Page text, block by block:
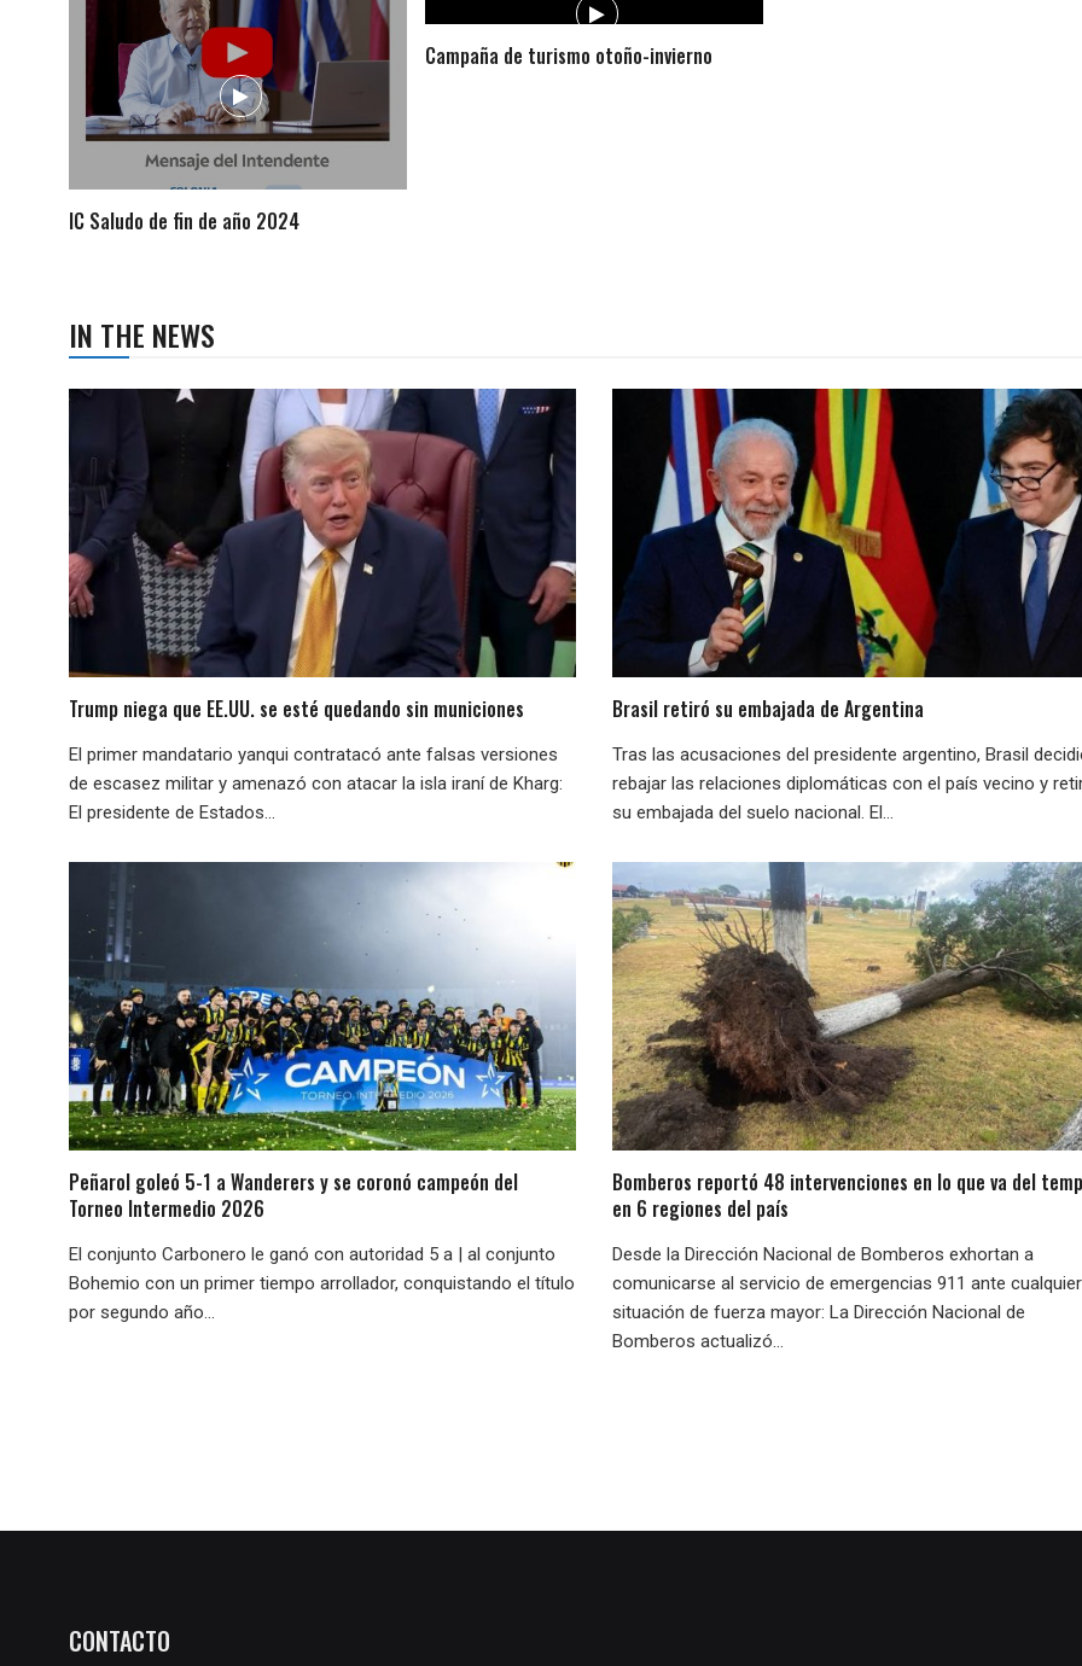
IC Saludo de fin de año 2024
Campaña de turismo otoño-invierno
IN THE NEWS
Trump niega que EE.UU. se esté quedando sin municiones
El primer mandatario yanqui contratacó ante falsas versiones
de escasez militar y amenazó con atacar la isla iraní de Kharg:
El presidente de Estados...
Brasil retiró su embajada de Argentina
Tras las acusaciones del presidente argentino, Brasil
rebajar las relaciones diplomáticas con el país vecino y
su embajada del suelo nacional. El...
Peñarol goleó 5-1 a Wanderers y se coronó campeón del
Torneo Intermedio 2026
El conjunto Carbonero le ganó con autoridad 5 a | al conjunto
Bohemio con un primer tiempo arrollador, conquistando el título
por segundo año...
Bomberos reportó 48 intervenciones en lo que va del
en 6 regiones del país
Desde la Dirección Nacional de Bomberos exhortan a
comunicarse al servicio de emergencias 911 ante cualquier
situación de fuerza mayor: La Dirección Nacional de
Bomberos actualizó...
CONTACTO